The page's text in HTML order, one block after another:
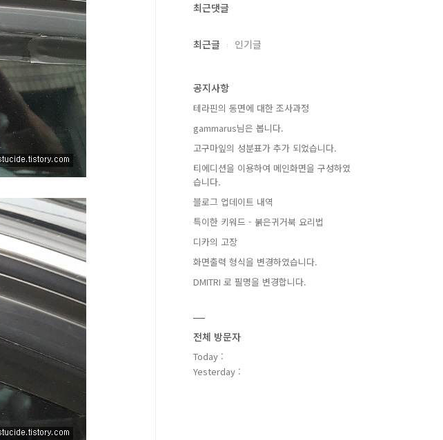
최근댓글
최근글 인기글
공지사항
테라핀의 동면에 대한 조사과정
gammarus님은 봅니다.
고구마잎의 성분표가 추가 되었습니다.
티에디션을 이용하여 메인화면을 구성하였
습니다.
블로그 업데이트 내역
특이한 키워드 - 붉은귀거북 요리법
디카의 고장
화면출력 형식을 변경하였습니다.
DMITRI 로 필명을 변경합니다.
전체 방문자
Today :
Yesterday :